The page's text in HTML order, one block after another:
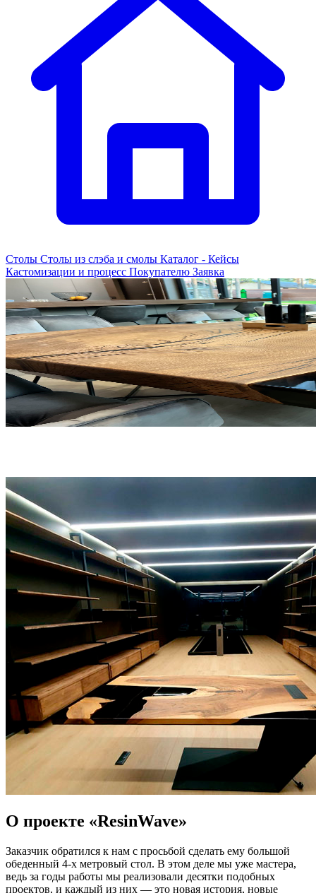
Столы Столы из слэба и смолы Каталог - Кейсы
Кастомизации и процесс Покупателю Заявка
О проекте «ResinWave»
Заказчик обратился к нам с просьбой сделать ему большой
обеденный 4-х метровый стол. В этом деле мы уже мастера,
ведь за годы работы мы реализовали десятки подобных
проектов, и каждый из них — это новая история, новые